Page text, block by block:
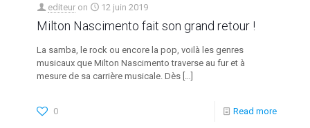
editeur on 12 juin 2019
Milton Nascimento fait son grand retour !
La samba, le rock ou encore la pop, voilà les genres
musicaux que Milton Nascimento traverse au fur et à
mesure de sa carrière musicale. Dès […]
0 Read more